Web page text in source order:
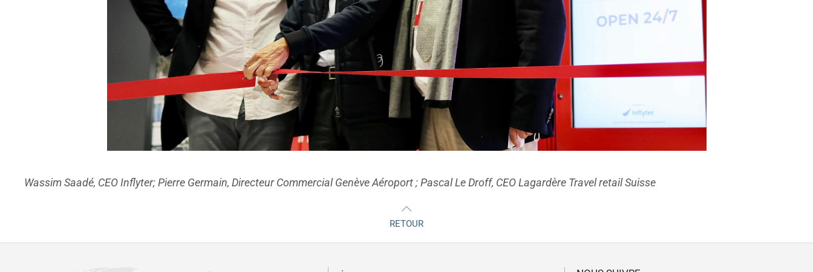
Wassim Saadé, CEO Inflyter; Pierre Germain, Directeur Commercial Genève Aéroport ; Pascal Le Droff, CEO Lagardère Travel retail Suisse
RETOUR